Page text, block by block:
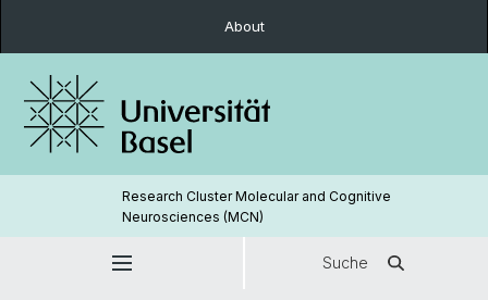
About
Research Cluster Molecular and Cognitive
Neurosciences (MCN)
Suche